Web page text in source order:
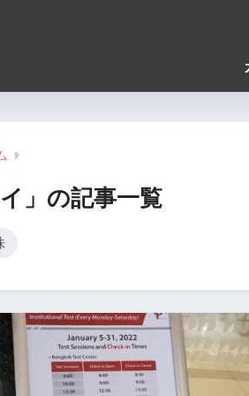
イ」の記事一覧